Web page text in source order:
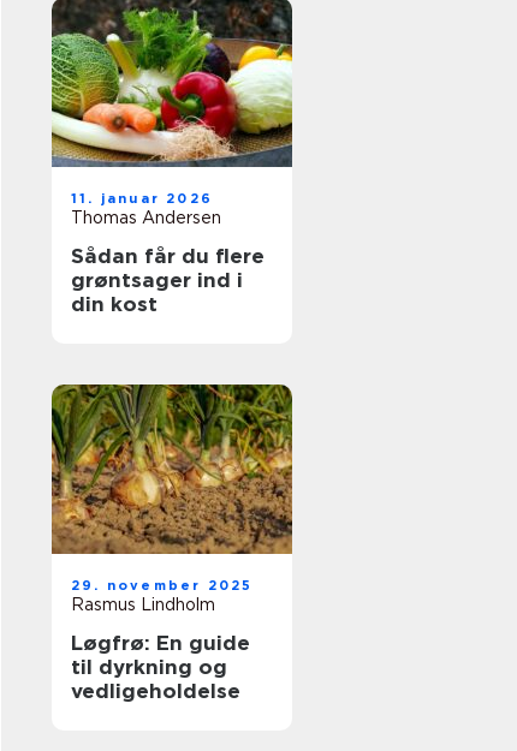
11. januar 2026
Thomas Andersen
Sådan får du flere
grøntsager ind i
din kost
29. november 2025
Rasmus Lindholm
Løgfrø: En guide
til dyrkning og
vedligeholdelse